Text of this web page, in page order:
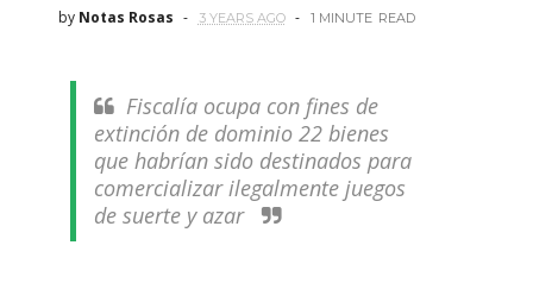
by Notas Rosas 3 YEARS AGO 1 MINUTE READ
Fiscalía ocupa con fines de
extinción de dominio 22 bienes
que habrían sido destinados para
comercializar ilegalmente juegos
de suerte y azar